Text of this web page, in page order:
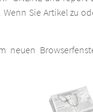
Sie Artikel zu
neuen